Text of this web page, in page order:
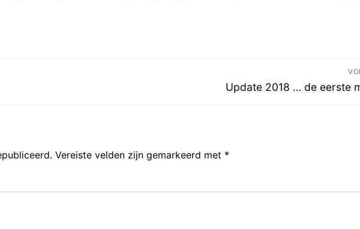
Volgend
Update 2018 … de eerste
Vereiste velden zijn gemarkeerd met *